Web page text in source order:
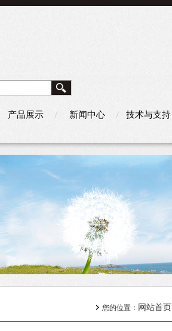
产品展示 新闻中心 技术与支持
您的位置： 网站首页